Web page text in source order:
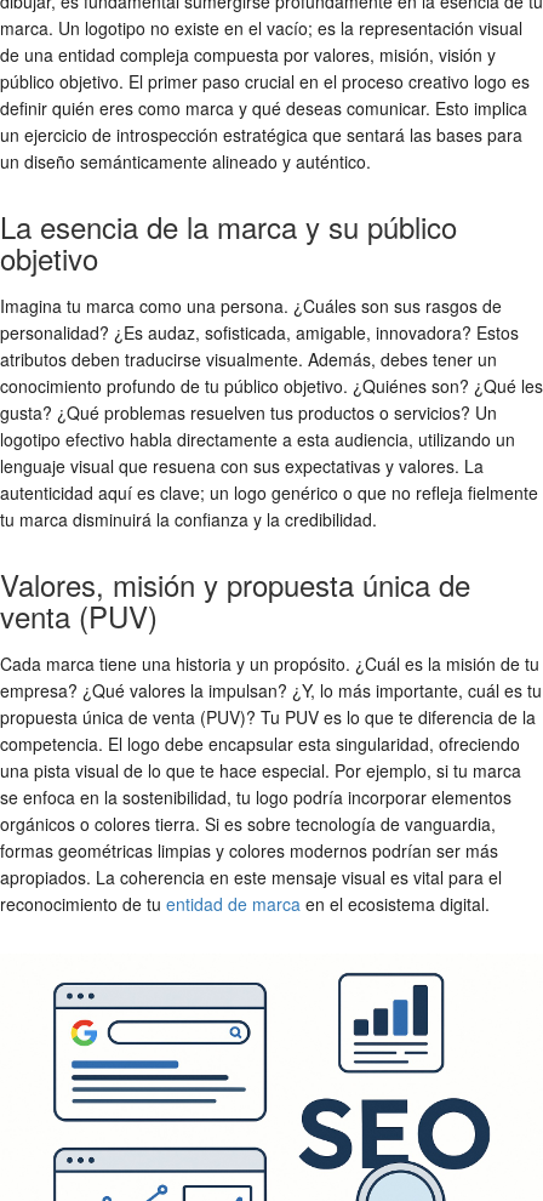
marca. Un logotipo no existe en el vacío; es la representación visual
de una entidad compleja compuesta por valores, misión, visión y
público objetivo. El primer paso crucial en el proceso creativo logo es
definir quién eres como marca y qué deseas comunicar. Esto implica
un ejercicio de introspección estratégica que sentará las bases para
un diseño semánticamente alineado y auténtico.
La esencia de la marca y su público
objetivo
Imagina tu marca como una persona. ¿Cuáles son sus rasgos de
personalidad? ¿Es audaz, sofisticada, amigable, innovadora? Estos
atributos deben traducirse visualmente. Además, debes tener un
conocimiento profundo de tu público objetivo. ¿Quiénes son? ¿Qué les
gusta? ¿Qué problemas resuelven tus productos o servicios? Un
logotipo efectivo habla directamente a esta audiencia, utilizando un
lenguaje visual que resuena con sus expectativas y valores. La
autenticidad aquí es clave; un logo genérico o que no refleja fielmente
tu marca disminuirá la confianza y la credibilidad.
Valores, misión y propuesta única de
venta (PUV)
Cada marca tiene una historia y un propósito. ¿Cuál es la misión de tu
empresa? ¿Qué valores la impulsan? ¿Y, lo más importante, cuál es tu
propuesta única de venta (PUV)? Tu PUV es lo que te diferencia de la
competencia. El logo debe encapsular esta singularidad, ofreciendo
una pista visual de lo que te hace especial. Por ejemplo, si tu marca
se enfoca en la sostenibilidad, tu logo podría incorporar elementos
orgánicos o colores tierra. Si es sobre tecnología de vanguardia,
formas geométricas limpias y colores modernos podrían ser más
apropiados. La coherencia en este mensaje visual es vital para el
reconocimiento de tu entidad de marca en el ecosistema digital.